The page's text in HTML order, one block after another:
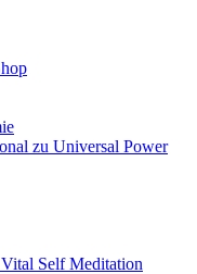
zu Universal Power
Self Meditation